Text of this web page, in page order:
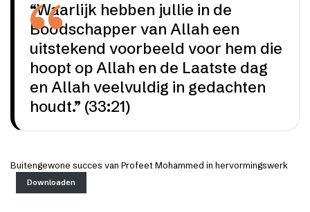
“Waarlijk hebben jullie in de
Boodschapper van Allah een
uitstekend voorbeeld voor hem die
hoopt op Allah en de Laatste dag
en Allah veelvuldig in gedachten
houdt.” (33:21)
Buitengewone succes van Profeet Mohammed in hervormingswerk
Downloaden